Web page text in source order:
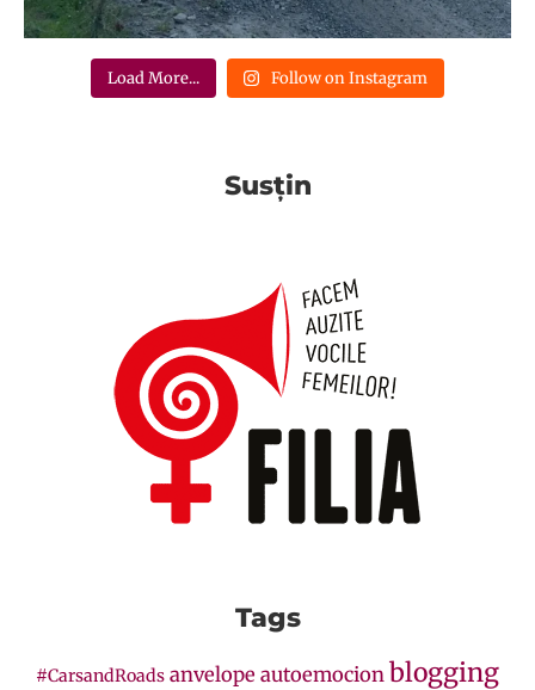
Load More... Follow on Instagram
Susțin
Tags
#CarsandRoads anvelope autoemocion blogging